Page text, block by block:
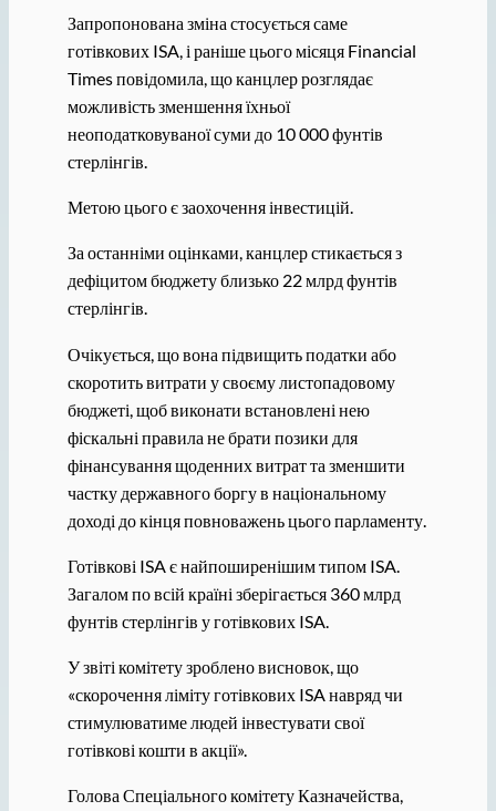
Запропонована зміна стосується саме
готівкових ISA, і раніше цього місяця Financial
Times повідомила, що канцлер розглядає
можливість зменшення їхньої
неоподатковуваної суми до 10 000 фунтів
стерлінгів.
Метою цього є заохочення інвестицій.
За останніми оцінками, канцлер стикається з
дефіцитом бюджету близько 22 млрд фунтів
стерлінгів.
Очікується, що вона підвищить податки або
скоротить витрати у своєму листопадовому
бюджеті, щоб виконати встановлені нею
фіскальні правила не брати позики для
фінансування щоденних витрат та зменшити
частку державного боргу в національному
доході до кінця повноважень цього парламенту.
Готівкові ISA є найпоширенішим типом ISA.
Загалом по всій країні зберігається 360 млрд
фунтів стерлінгів у готівкових ISA.
У звіті комітету зроблено висновок, що
«скорочення ліміту готівкових ISA навряд чи
стимулюватиме людей інвестувати свої
готівкові кошти в акції».
Голова Спеціального комітету Казначейства,